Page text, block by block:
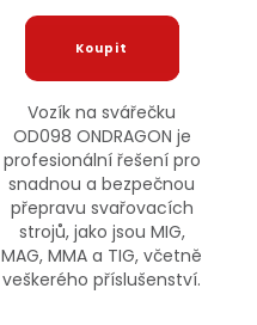
Vozík na svářečku
OD098 ONDRAGON je
profesionální řešení pro
snadnou a bezpečnou
přepravu svařovacích
strojů, jako jsou MIG,
MAG, MMA a TIG, včetně
veškerého příslušenství.